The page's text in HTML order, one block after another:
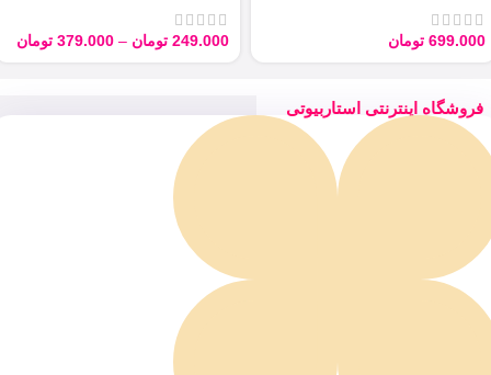
699.000 تومان 249.000 تومان –
379.000 تومان
فروشگاه اینترنتی استاربیوتی